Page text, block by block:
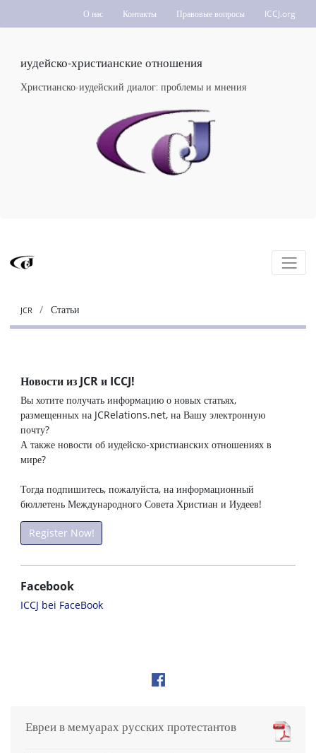
О нас Контакты Правовые вопросы ICCJ.org
иудейско-христианские отношения
Христианско-иудейский диалог: проблемы и мнения
JCR Статьи
Новости из JCR и ICCJ!
Вы хотите получать информацию о новых статьях,
размещенных на JCRelations.net, на Вашу электронную
почту?
А также новости об иудейско-христианских отношениях в
мире?
Тогда подпишитесь, пожалуйста, на информационный
бюллетень Международного Совета Христиан и Иудеев!
Register Now!
Facebook
ICCJ bei FaceBook
Евреи в мемуарах русских протестантов